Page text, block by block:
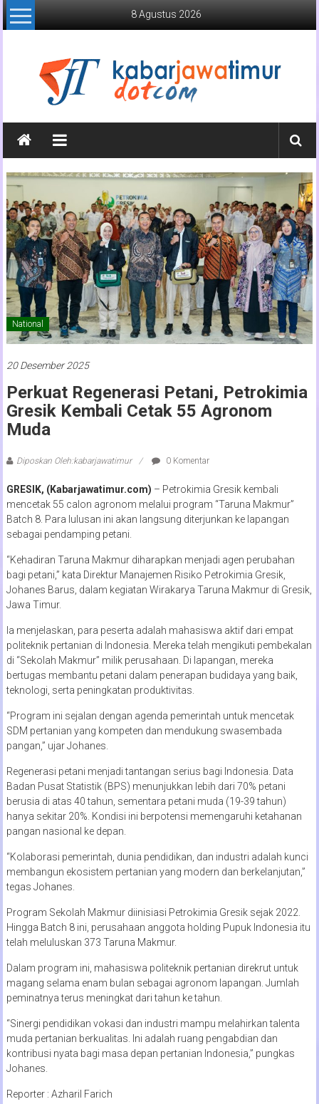
Lompat
ke
8 Agustus 2026
Kabar
Jawa
Timur
Media
Online
Jawa
Timur
National
20 Desember 2025
Perkuat Regenerasi Petani, Petrokimia
Gresik Kembali Cetak 55 Agronom
Muda
Diposkan Oleh:kabarjawatimur 0 Komentar
GRESIK, (Kabarjawatimur.com) – Petrokimia Gresik kembali
mencetak 55 calon agronom melalui program “Taruna Makmur”
Batch 8. Para lulusan ini akan langsung diterjunkan ke lapangan
sebagai pendamping petani.
“Kehadiran Taruna Makmur diharapkan menjadi agen perubahan
bagi petani,” kata Direktur Manajemen Risiko Petrokimia Gresik,
Johanes Barus, dalam kegiatan Wirakarya Taruna Makmur di Gresik,
Jawa Timur.
Ia menjelaskan, para peserta adalah mahasiswa aktif dari empat
politeknik pertanian di Indonesia. Mereka telah mengikuti pembekalan
di “Sekolah Makmur” milik perusahaan. Di lapangan, mereka
bertugas membantu petani dalam penerapan budidaya yang baik,
teknologi, serta peningkatan produktivitas.
“Program ini sejalan dengan agenda pemerintah untuk mencetak
SDM pertanian yang kompeten dan mendukung swasembada
pangan,” ujar Johanes.
Regenerasi petani menjadi tantangan serius bagi Indonesia. Data
Badan Pusat Statistik (BPS) menunjukkan lebih dari 70% petani
berusia di atas 40 tahun, sementara petani muda (19-39 tahun)
hanya sekitar 20%. Kondisi ini berpotensi memengaruhi ketahanan
pangan nasional ke depan.
“Kolaborasi pemerintah, dunia pendidikan, dan industri adalah kunci
membangun ekosistem pertanian yang modern dan berkelanjutan,”
tegas Johanes.
Program Sekolah Makmur diinisiasi Petrokimia Gresik sejak 2022.
Hingga Batch 8 ini, perusahaan anggota holding Pupuk Indonesia itu
telah meluluskan 373 Taruna Makmur.
Dalam program ini, mahasiswa politeknik pertanian direkrut untuk
magang selama enam bulan sebagai agronom lapangan. Jumlah
peminatnya terus meningkat dari tahun ke tahun.
“Sinergi pendidikan vokasi dan industri mampu melahirkan talenta
muda pertanian berkualitas. Ini adalah ruang pengabdian dan
kontribusi nyata bagi masa depan pertanian Indonesia,” pungkas
Johanes.
Reporter : Azharil Farich